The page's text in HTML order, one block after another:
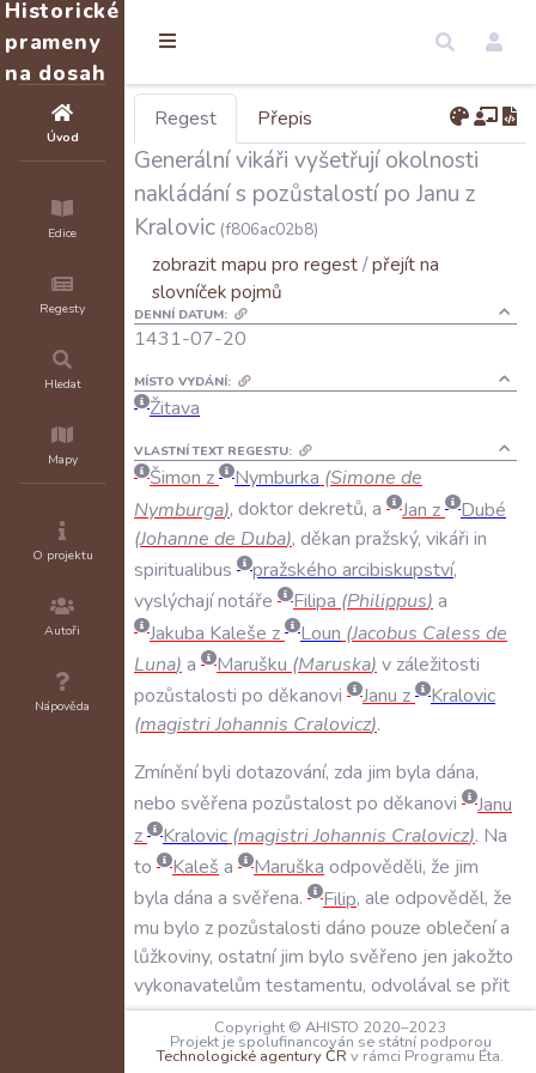
Historické
prameny
na dosah
Úvod
Edice
Regesty
Hledat
Mapy
O projektu
Autoři
Nápověda
Regest Přepis
Generální vikáři vyšetřují okolnosti
nakládání s pozůstalostí po Janu z
Kralovic (f806ac02b8)
zobrazit mapu pro regest/přejít na
slovníček pojmů
DENNÍ DATUM:
1431-07-20
MÍSTO VYDÁNÍ:
Žitava
VLASTNÍ TEXT REGESTU:
Šimon z Nymburka (Simone de
Nymburga), doktordekretů, a Jan z
Dubé
(Johanne de Duba), děkan pražský, vikáři in
spiritualibus
pražského arcibiskupství,
vyslýchajínotáře Filipa (Philippus) a
Jakuba Kaleše z Loun (Jacobus Caless de
Luna) a Marušku (Maruska) v záležitosti
pozůstalosti po děkanovi Janu z
Kralovic
(magistriJohannis Cralovicz).
Zmíněníbyli dotazování, zda jim byla dána,
nebo svěřena pozůstalostpo děkanovi
Janu
z
Kralovic (magistriJohannis Cralovicz). Na
to
Kaleš a Maruška odpověděli, že jim
byla dána a svěřena. Filip, ale odpověděl, že
mu bylo zpozůstalosti dáno pouze oblečenía
lůžkoviny, ostatní jim bylo svěřeno jen jakožto
vykonavatelům testamentu, odvolávalse přit
tomnanotářskýinstrument.
Rovněž byl Filipdotázán, zdatobylajeho
Copyright © AHISTO 2020–2023
Projekt je spolufinancován se státní podporou
Technologické agentury ČR v rámci Programu Éta.